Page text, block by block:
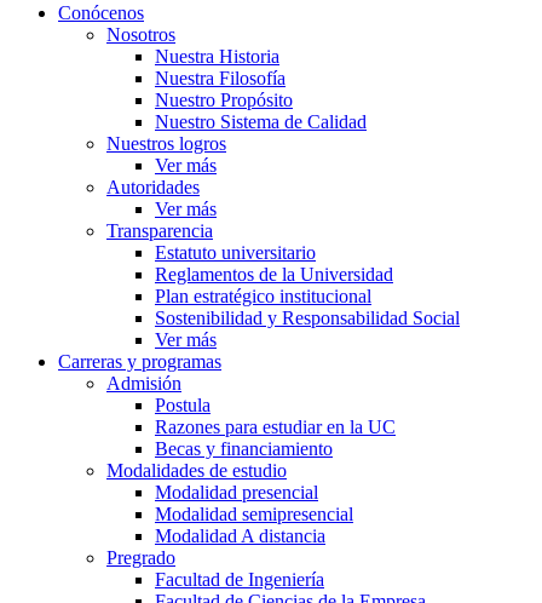
search
Menu
Conócenos
Nosotros
Nuestra Historia
Nuestra Filosofía
Nuestro Propósito
Nuestro Sistema de Calidad
Nuestros logros
Ver más
Autoridades
Ver más
Transparencia
Estatuto universitario
Reglamentos de la Universidad
Plan estratégico institucional
Sostenibilidad y Responsabilidad Social
Ver más
Carreras y programas
Admisión
Postula
Razones para estudiar en la UC
Becas y financiamiento
Modalidades de estudio
Modalidad presencial
Modalidad semipresencial
Modalidad A distancia
Pregrado
Facultad de Ingeniería